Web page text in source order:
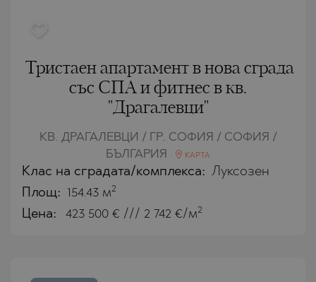
Тристаен апартамент в нова сграда
със СПА и фитнес в кв.
"Драгалевци"
КВ. ДРАГАЛЕВЦИ / ГР. СОФИЯ / СОФИЯ /
БЪЛГАРИЯ
КАРТА
Клас на сградата/комплекса: Луксозен
Площ: 154.43 м2
Цена: 423 500 € /// 2 742 €/м2